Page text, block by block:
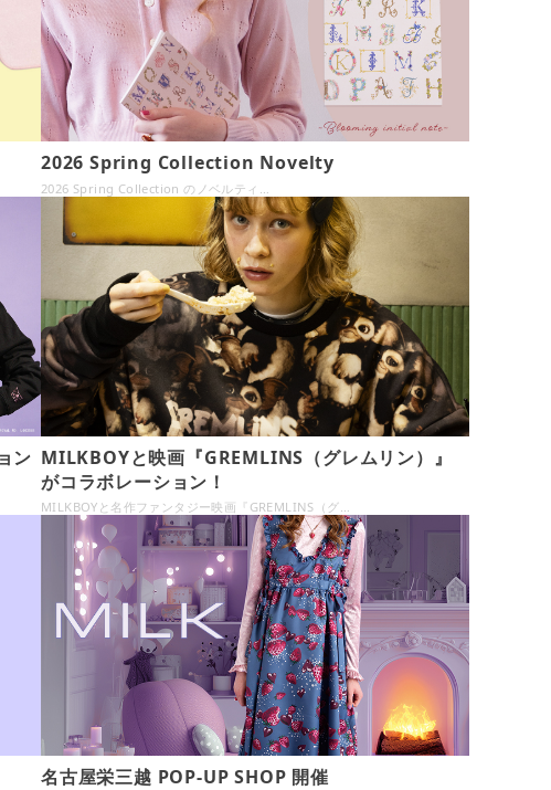
2026 Spring Collection Novelty
2026 Spring Collection のノベルティ…
ン MILKBOYと映画『GREMLINS（グレムリン）』
がコラボレーション！
MILKBOYと名作ファンタジー映画『GREMLINS（グ…
名古屋栄三越 POP-UP SHOP 開催